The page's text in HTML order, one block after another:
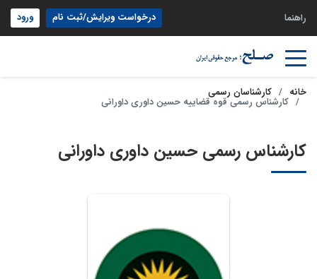
راهنما درخواست ویرایش/ثبت نام ورود
خانه کارشناسان رسمی
کارشناس رسمی قوه قضاییه حسین داوری داورانی
کارشناس رسمی حسین داوری داورانی